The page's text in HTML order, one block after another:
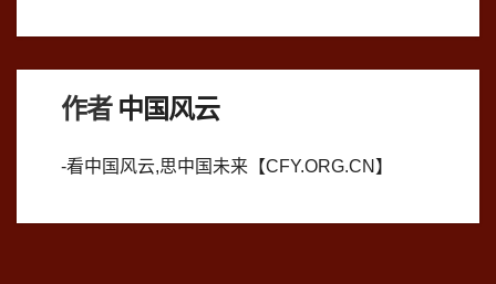
作者 中国风云
-看中国风云,思中国未来【CFY.ORG.CN】